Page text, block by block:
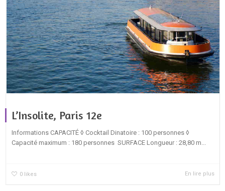
L’Insolite, Paris 12e
Informations CAPACITÉ ◊ Cocktail Dinatoire : 100 personnes ◊
Capacité maximum : 180 personnes SURFACE Longueur : 28,80 m...
0 likes En lire plus